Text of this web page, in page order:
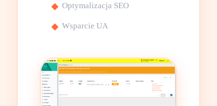
Optymalizacja SEO
Wsparcie UA